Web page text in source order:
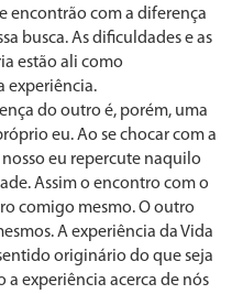
encontrão com a diferença
busca. As dificuldades e as
estão ali como
experiência.
do outro é, porém, uma
eu. Ao se chocar com a
eu repercute naquilo
Assim o encontro com o
comigo mesmo. O outro
A experiência da Vida
originário do que seja
a experiência acerca de nós